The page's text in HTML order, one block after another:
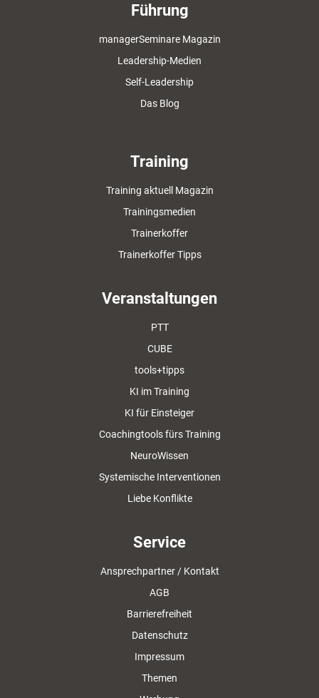
Führung
managerSeminare Magazin
Leadership-Medien
Self-Leadership
Das Blog
Training
Training aktuell Magazin
Trainingsmedien
Trainerkoffer
Trainerkoffer Tipps
Veranstaltungen
PTT
CUBE
tools+tipps
KI im Training
KI für Einsteiger
Coachingtools fürs Training
NeuroWissen
Systemische Interventionen
Liebe Konflikte
Service
Ansprechpartner / Kontakt
AGB
Barrierefreiheit
Datenschutz
Impressum
Themen